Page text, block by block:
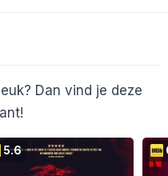
Dan vind je deze
5.6